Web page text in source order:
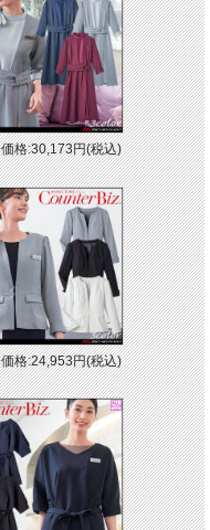
価格:30,173円(税込)
価格:24,953円(税込)